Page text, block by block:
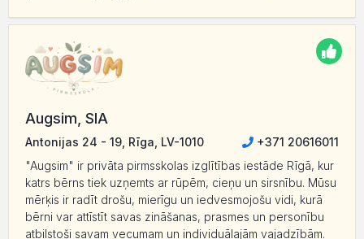
Augsim, SIA
Antonijas 24 - 19, Rīga, LV-1010
+371 20616011
"Augsim" ir privāta pirmsskolas izglītības iestāde Rīgā, kur
katrs bērns tiek uzņemts ar rūpēm, cieņu un sirsnību. Mūsu
mērķis ir radīt drošu, mierīgu un iedvesmojošu vidi, kurā
bērni var attīstīt savas zināšanas, prasmes un personību
atbilstoši savam vecumam un individuālajām vajadzībām.